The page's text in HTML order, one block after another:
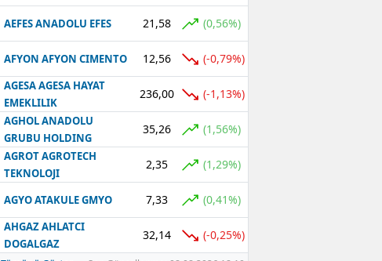
AEFES ANADOLU EFES 21,58 (0,56%)
AFYON AFYON CIMENTO 12,56 (-0,79%)
AGESA AGESA HAYAT
EMEKLILIK
236,00 (-1,13%)
AGHOL ANADOLU
GRUBU HOLDING
35,26 (1,56%)
AGROT AGROTECH
TEKNOLOJI
2,35 (1,29%)
AGYO ATAKULE GMYO 7,33 (0,41%)
AHGAZ AHLATCI
DOGALGAZ
32,14 (-0,25%)